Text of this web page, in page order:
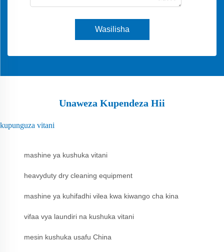
Wasilisha
Unaweza Kupendeza Hii
kupunguza vitani
mashine ya kushuka vitani
heavyduty dry cleaning equipment
mashine ya kuhifadhi vilea kwa kiwango cha kina
vifaa vya laundiri na kushuka vitani
mesin kushuka usafu China